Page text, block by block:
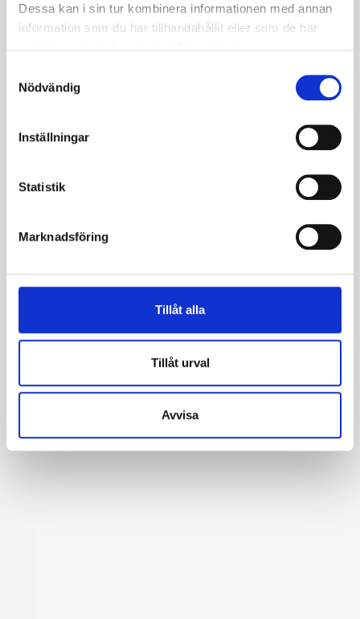
Dessa kan i sin tur kombinera informationen med annan
information som du har tillhandahållit eller som de har
Nödvändig
Inställningar
Statistik
Marknadsföring
Tillåt alla
Tillåt urval
Avvisa
FLEX65
En fristående uttagsstav för en, två eller fyra